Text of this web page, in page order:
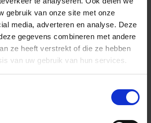
gebruik van onze site met onze
media, adverteren en analyse. Deze
gegevens combineren met andere
ze heeft verstrekt of die ze hebben
van uw gebruik van hun services.
Stuk
In het winkelmandje